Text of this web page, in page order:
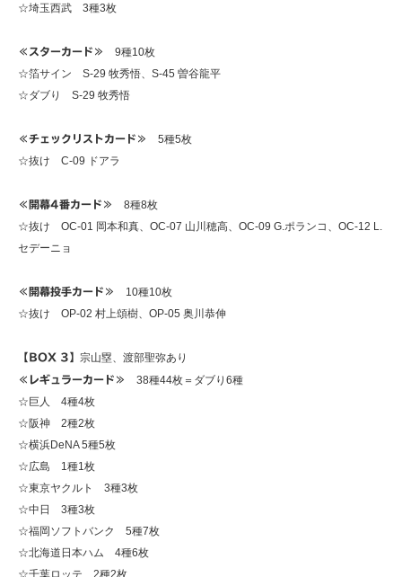
☆埼玉西武 3種3枚
≪スターカード≫
9種10枚
☆箔サイン S-29 牧秀悟、S-45 曽谷龍平
☆ダブり S-29 牧秀悟
≪チェックリストカード≫
5種5枚
☆抜け C-09 ドアラ
≪開幕4番カード≫
8種8枚
☆抜け OC-01 岡本和真、OC-07 山川穂高、OC-09 G.ポランコ、OC-12 L.
セデーニョ
≪開幕投手カード≫
10種10枚
☆抜け OP-02 村上頌樹、OP-05 奥川恭伸
【BOX 3】 宗山塁、渡部聖弥あり
≪レギュラーカード≫
38種44枚＝ダブり6種
☆巨人 4種4枚
☆阪神 2種2枚
☆横浜DeNA 5種5枚
☆広島 1種1枚
☆東京ヤクルト 3種3枚
☆中日 3種3枚
☆福岡ソフトバンク 5種7枚
☆北海道日本ハム 4種6枚
☆千葉ロッテ 2種2枚